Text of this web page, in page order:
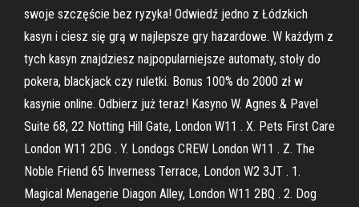
swoje szczęście bez ryzyka! Odwiedź jedno z Łódzkich
kasyn i ciesz się grą w najlepsze gry hazardowe. W każdym z
tych kasyn znajdziesz najpopularniejsze automaty, stoły do
pokera, blackjack czy ruletki. Bonus 100% do 2000 zł w
kasynie online. Odbierz już teraz! Kasyno W. Agnes & Pavel
Suite 68, 22 Notting Hill Gate, London W11 . X. Pets First Care
London W11 2DG . Y. Londogs CREW London W11 . Z. The
Noble Friend 65 Inverness Terrace, London W2 3JT . 1.
Magical Menagerie Diagon Alley, London W11 2BQ . 2. Dog